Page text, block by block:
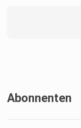
Abonnenten